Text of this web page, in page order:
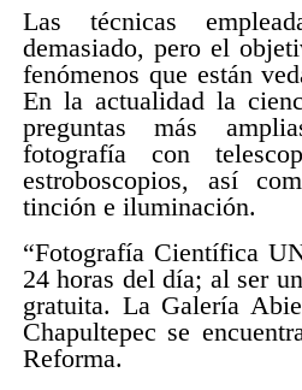
Las técnicas
demasiado, pero el
fenómenos que están
En la actualidad la
preguntas más
fotografía con
estroboscopios, así
tinción e iluminación.
“Fotografía Científica
24 horas del día; al ser
gratuita. La Galería
Chapultepec se
Reforma.